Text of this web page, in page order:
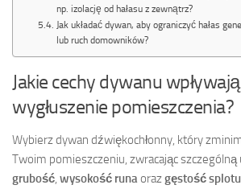
np. izolację od hałasu z zewnątrz?
Jak układać dywan, aby ograniczyć hałas
lub ruch domowników?
Jakie cechy dywanu
wygłuszenie pomieszczenia?
Wybierz dywan dźwiękochłonny, który
Twoim pomieszczeniu, zwracając szczególną
grubość wysokość runa orazgęstość splotu